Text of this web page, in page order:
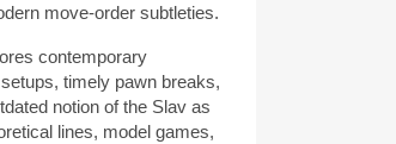
move-order subtleties.
contemporary
timely pawn breaks,
notion of the Slav as
lines, model games,